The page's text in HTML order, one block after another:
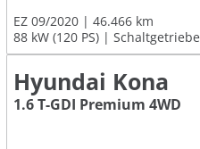
EZ 09/2020
46.466 km
88 kW (120 PS)
Schaltgetriebe
Hyundai Kona
1.6 T-GDI Premium 4WD